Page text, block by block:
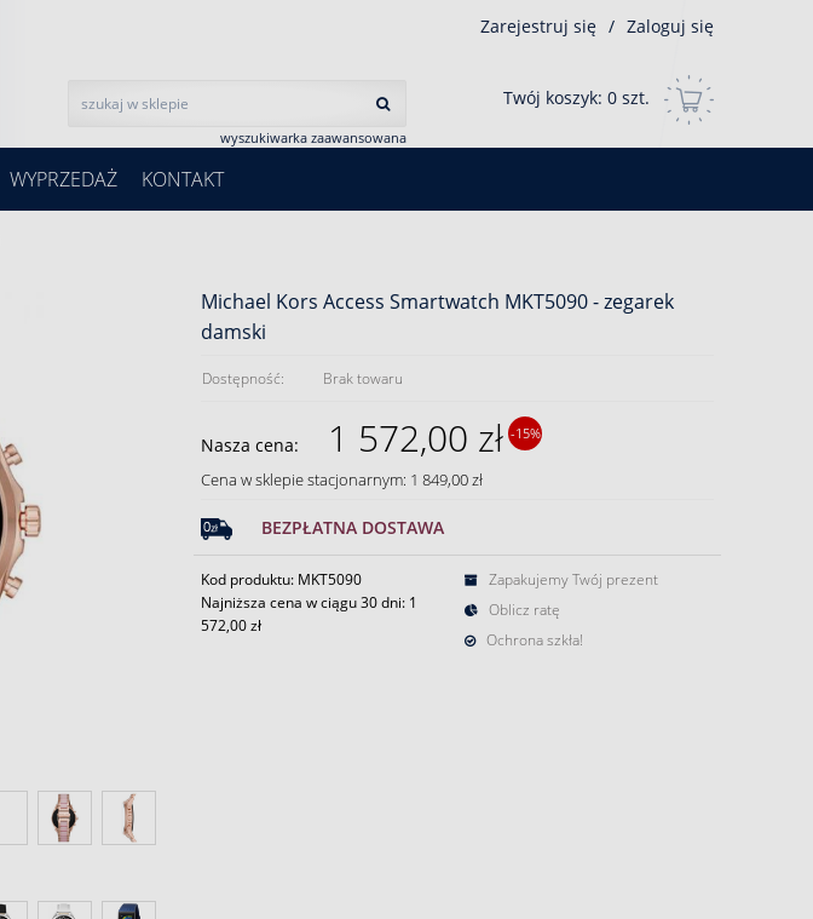
wyszukiwarka zaawansowana
Zarejestruj się / Zaloguj się
Twój koszyk: 0 szt.
WYPRZEDAŻ KONTAKT
Michael Kors Access Smartwatch MKT5090 - zegarek
damski
Dostępność: Brak towaru
Nasza cena: 1 572,00 zł -15%
Cena w sklepie stacjonarnym: 1 849,00 zł
BEZPŁATNA DOSTAWA
Kod produktu: MKT5090
Najniższa cena w ciągu 30 dni: 1
572,00 zł
Zapakujemy Twój prezent
Oblicz ratę
Ochrona szkła!